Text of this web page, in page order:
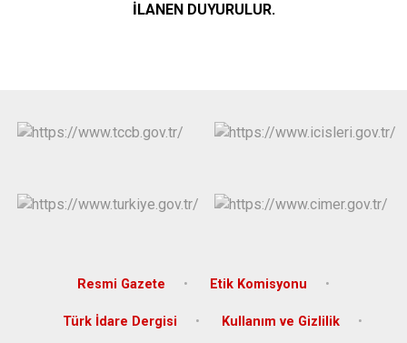
İLANENDUYURULUR.
Resmi Gazete Etik Komisyonu
Türk İdare Dergisi Kullanım ve Gizlilik